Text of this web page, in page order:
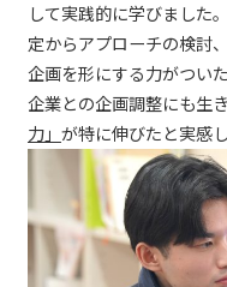
して実践的に学びました
定からアプローチの検討
企画を形にする力がつい
企業との企画調整にも生き
力」 が特に伸びたと実感し